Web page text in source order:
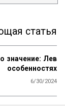
статья
значение: Лев
6/30/2024